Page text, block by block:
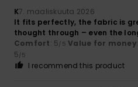
K7. maaliskuuta 2026
It fits perfectly, the fabric is
thought through – even the
Comfort: 5/5 Value for money
5/5
I recommend this product